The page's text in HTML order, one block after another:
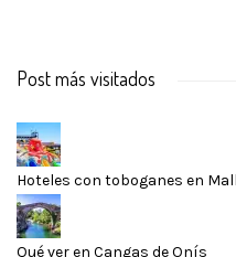
Post más visitados
Hoteles con toboganes en
Qué ver en Cangas de Onís